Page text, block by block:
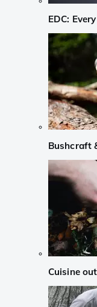
EDC:
Bushcraft
Cuisine